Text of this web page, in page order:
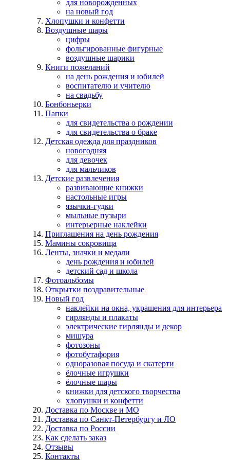
для новорожденных
на новый год
Хлопушки и конфетти
Воздушные шары
цифры
фольгированные фигурные
воздушные шарики
Книги пожеланий
на день рождения и юбилей
воспитателю и учителю
на свадьбу
Бонбоньерки
Папки
для свидетельства о рождении
для свидетельства о браке
Детская одежда для праздников
новогодняя
для девочек
для мальчиков
Детские развлечения
развивающие книжки
настольные игры
язычки-гудки
мыльные пузыри
интерьерные наклейки
Приглашения на день рождения
Мамины сокровища
Ленты, значки и медали
день рождения и юбилей
детский сад и школа
Фотоальбомы
Открытки поздравительные
Новый год
наклейки на окна, украшения для интерьера
гирлянды и плакаты
электрические гирлянды и декор
мишура
фотозоны
фотобутафория
одноразовая посуда и скатерти
ёлочные игрушки
ёлочные шары
книжки для детского творчества
хлопушки и конфетти
Доставка по Москве и МО
Доставка по Санкт-Петербургу и ЛО
Доставка по России
Как сделать заказ
Отзывы
Контакты